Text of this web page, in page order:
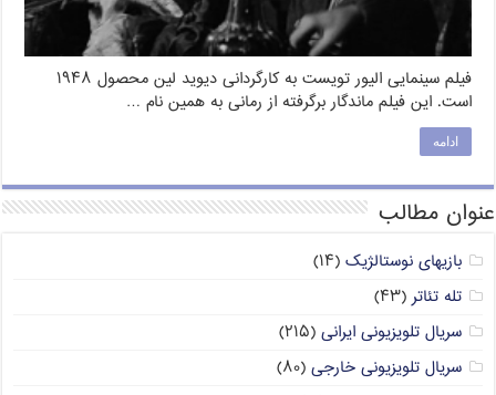
فیلم سینمایی الیور تویست به کارگردانی دیوید لین محصول ۱۹۴۸
است. این فیلم ماندگار برگرفته از رمانی به همین نام …
ادامه
عنوان مطالب
بازیهای نوستالژیک (۱۴)
تله تئاتر(۴۳)
سریال تلویزیونی ایرانی (۲۱۵)
سریال تلویزیونی خارجی (۸۰)